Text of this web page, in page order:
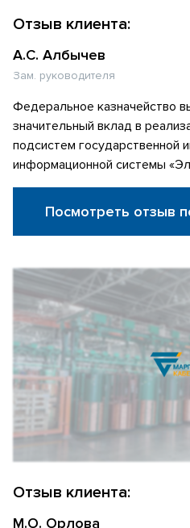
Отзыв клиента:
А.С. Албычев
Зам. руководителя
Федеральное казначейство
значительный вклад в
подсистем государственной
информационной системы
Посмотреть отзыв
Отзыв клиента:
М.О. Орлова